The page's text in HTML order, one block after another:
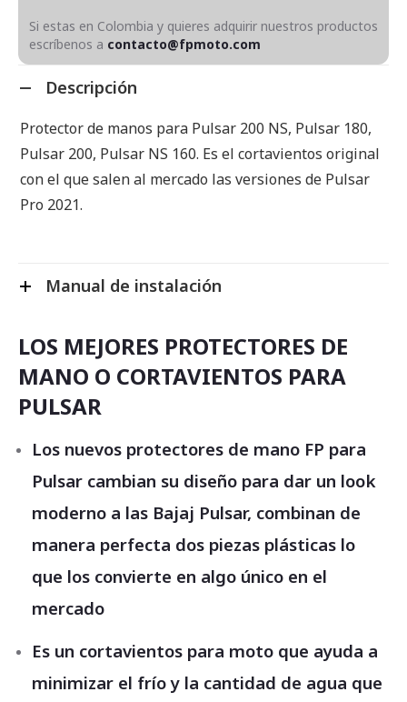
Si estas en Colombia y quieres adquirir nuestros productos
escríbenos a contacto@fpmoto.com
Descripción
Protector de manos para Pulsar 200 NS, Pulsar 180,
Pulsar 200, Pulsar NS 160. Es el cortavientos original
con el que salen al mercado las versiones de Pulsar
Pro 2021.
Manual de instalación
LOS MEJORES PROTECTORES DE
MANO O CORTAVIENTOS PARA
PULSAR
Los nuevos protectores de mano FP para
Pulsar cambian su diseño para dar un look
moderno a las Bajaj Pulsar, combinan de
manera perfecta dos piezas plásticas lo
que los convierte en algo único en el
mercado
Es un cortavientos para moto que ayuda a
minimizar el frío y la cantidad de agua que